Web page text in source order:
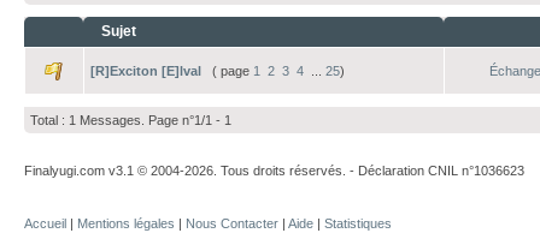
Sujet
[R]Exciton [E]lval ( page 1 2 3 4 25)
Total : 1 Messages. Page n°1/1 - 1
Finalyugi.com v3.1 © 2004-2026. Tous droits réservés. - Déclaration CNIL n°1036623
Accueil | Mentions légales | Nous Contacter | Aide | Statistiques